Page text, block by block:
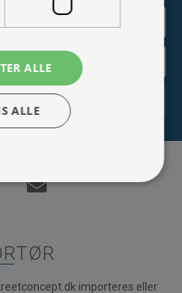
importeres eller
ALLE
ALLE